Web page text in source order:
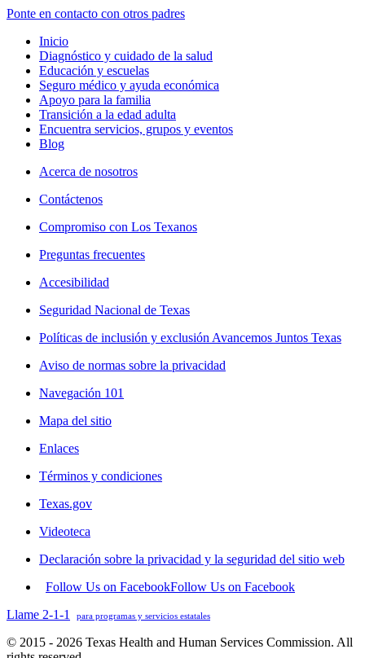
Ponte en contacto con otros padres
Inicio
Diagnóstico y cuidado de la salud
Educación y escuelas
Seguro médico y ayuda económica
Apoyo para la familia
Transición a la edad adulta
Encuentra servicios, grupos y eventos
Blog
Acerca de nosotros
Contáctenos
Compromiso con Los Texanos
Preguntas frecuentes
Accesibilidad
Seguridad Nacional de Texas
Políticas de inclusión y exclusión Avancemos Juntos Texas
Aviso de normas sobre la privacidad
Navegación 101
Mapa del sitio
Enlaces
Términos y condiciones
Texas.gov
Videoteca
Declaración sobre la privacidad y la seguridad del sitio web
Follow Us on FacebookFollow Us on Facebook
Llame 2-1-1
para programas y servicios estatales
© 2015 - 2026 Texas Health and Human Services Commission. All